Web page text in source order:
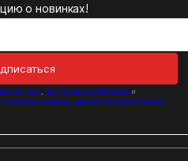
о новинках!
данных, на получение рассылоки
конфиденциальности персональных